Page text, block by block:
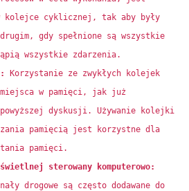
kolejce cyklicznej, tak aby były
drugim, gdy spełnione są wszystkie
wszystkie zdarzenia.
Korzystanie ze zwykłych kolejek
miejsca w pamięci, jak już
powyższej dyskusji. Używanie kolejki
pamięcią jest korzystne dla
pamięci.
sterowany komputerowo:
drogowe są często dodawane do